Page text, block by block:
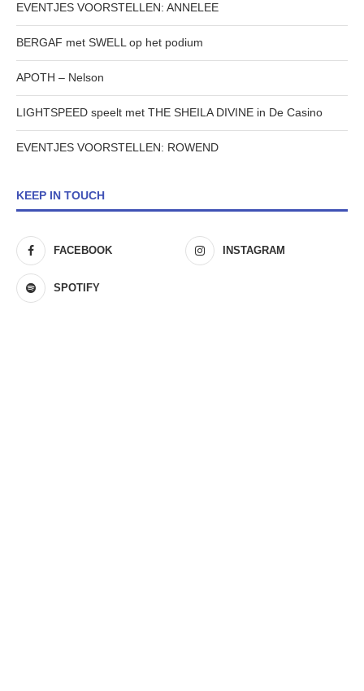
EVENTJES VOORSTELLEN: ANNELEE
BERGAF met SWELL op het podium
APOTH – Nelson
LIGHTSPEED speelt met THE SHEILA DIVINE in De Casino
EVENTJES VOORSTELLEN: ROWEND
KEEP IN TOUCH
FACEBOOK INSTAGRAM
SPOTIFY